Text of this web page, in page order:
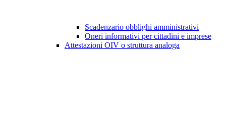
Scadenzario obblighi amministrativi
Oneri informativi per cittadini e imprese
Attestazioni OIV o struttura analoga